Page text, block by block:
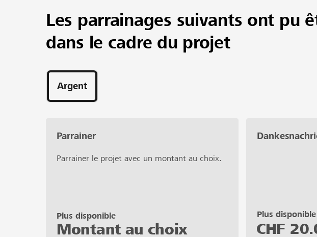
Deshalb suchen wir Unterstützung, um Beatrix diesen wichtigen
mit Stolz zu vertreten.
Vielen Dank für deine Unterstützung!
Les parrainages suivants ont pu
dans le cadre du projet
Argent
Parrainer
Parrainer le projet avec un montant au choix.
Montant au choix
Plus disponible Plus disponible
CHF